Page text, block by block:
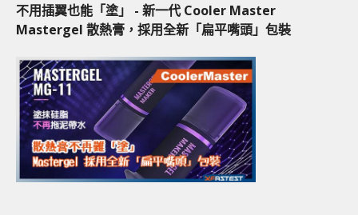
不用插翼也能「塗」 - 新一代 Cooler Master
Mastergel 散熱膏，採用全新「扁平嘴頭」包裝